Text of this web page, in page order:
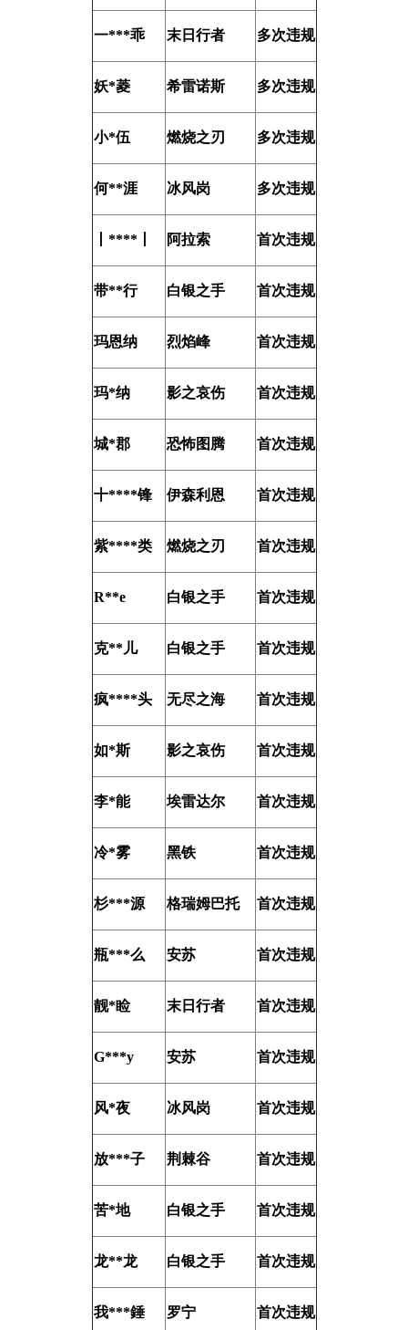
一***乖 末日行者 多次违规
妖*菱 希雷诺斯 多次违规
小*伍 燃烧之刃 多次违规
何**涯 冰风岗 多次违规
丨****丨 阿拉索 首次违规
带**行 白银之手 首次违规
玛恩纳 烈焰峰 首次违规
玛*纳 影之哀伤 首次违规
城*郡 恐怖图腾 首次违规
十****锋 伊森利恩 首次违规
紫****类 燃烧之刃 首次违规
R**e 白银之手 首次违规
克**儿 白银之手 首次违规
疯****头 无尽之海 首次违规
如*斯 影之哀伤 首次违规
李*能 埃雷达尔 首次违规
冷*雾 黑铁 首次违规
杉***源 格瑞姆巴托 首次违规
瓶***么 安苏 首次违规
靓*睑 末日行者 首次违规
G***y 安苏 首次违规
风*夜 冰风岗 首次违规
放***子 荆棘谷 首次违规
苦*地 白银之手 首次违规
龙**龙 白银之手 首次违规
我***錘 罗宁 首次违规